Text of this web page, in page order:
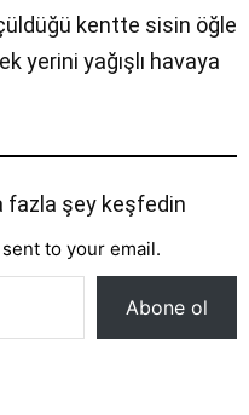
kentte sisin öğle
yerini yağışlı havaya
fazla şey keşfedin
to your email.
Abone ol